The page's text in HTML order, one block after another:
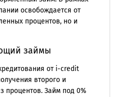
освобождается от
процентов, но и
займы
от i-credit
второго и
процентов. Займ под 0%